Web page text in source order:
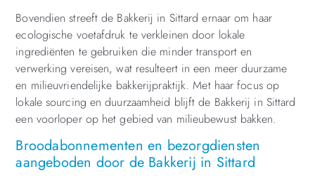
Bovendien streeft de Bakkerij in Sittard ernaar om haar
ecologische voetafdruk te verkleinen door lokale
ingrediënten te gebruiken die minder transport en
verwerking vereisen, wat resulteert in een meer duurzame
en milieuvriendelijke bakkerijpraktijk. Met haar focus op
lokale sourcing en duurzaamheid blijft de Bakkerij in Sittard
een voorloper op het gebied van milieubewust bakken.
Broodabonnementen en bezorgdiensten
aangeboden door de Bakkerij in Sittard